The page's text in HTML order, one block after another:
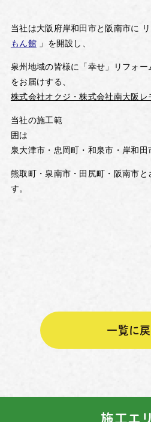
当社は大阪府岸和田市と阪南市に
もん館」を開設し、
泉州地域の皆様に「幸せ」リフォー
をお届けする、
株式会社オクジ・株式会社南大阪レ
当社の施工範
囲は
泉大津市・忠岡町・和泉市・岸和
熊取町・泉南市・田尻町・ 阪南市と
す。
一覧に戻
施工エ